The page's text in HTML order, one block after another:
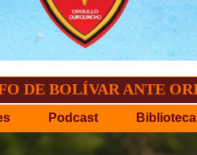
ANTE ORIENTE
Podcast Biblioteca